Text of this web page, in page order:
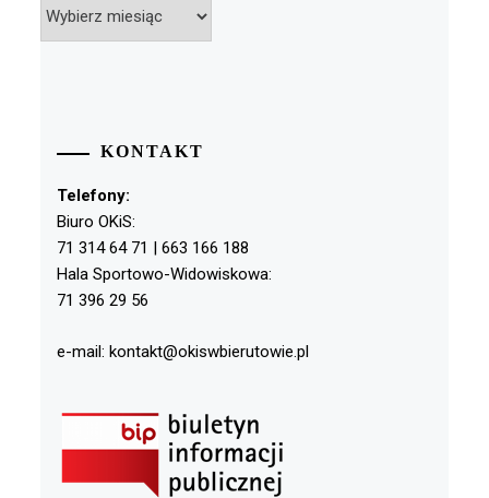
KONTAKT
Telefony:
Biuro OKiS:
71 314 64 71 | 663 166 188
Hala Sportowo-Widowiskowa:
71 396 29 56
e-mail: kontakt@okiswbierutowie.pl